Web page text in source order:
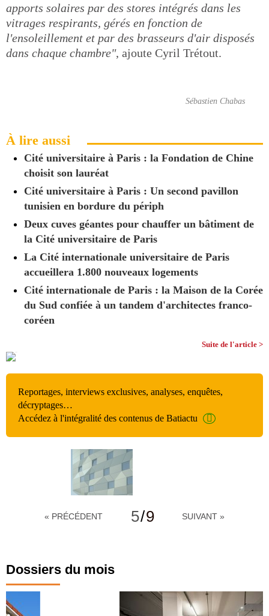
apports solaires par des stores intégrés dans les
vitrages respirants, gérés en fonction de
l'ensoleillement et par des brasseurs d'air disposés
dans chaque chambre", ajoute Cyril Trétout.
Sébastien Chabas
À lire aussi
Cité universitaire à Paris : la Fondation de Chine
choisit son lauréat
Cité universitaire à Paris : Un second pavillon
tunisien en bordure du périph
Deux cuves géantes pour chauffer un bâtiment de
la Cité universitaire de Paris
La Cité internationale universitaire de Paris
accueillera 1.800 nouveaux logements
Cité internationale de Paris : la Maison de la Corée
du Sud confiée à un tandem d'architectes franco-
coréen
Suite de l'article >
Reportages, interviews exclusives, analyses, enquêtes,
décryptages…
Accédez à l'intégralité des contenus de Batiactu
« PRÉCÉDENT 5/9 SUIVANT »
Dossiers du mois